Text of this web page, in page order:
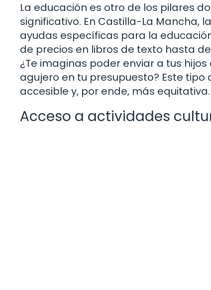
La educación es otro de los pilares
significativo. En Castilla-La Mancha,
ayudas específicas para la
de precios en libros de texto hasta
¿Te imaginas poder enviar a tus
agujero en tu presupuesto? Este
accesible y, por ende, más equitativa.
Acceso a actividades